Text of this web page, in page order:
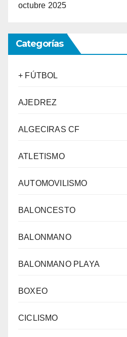
octubre 2025
Categorías
+ FÚTBOL
AJEDREZ
ALGECIRAS CF
ATLETISMO
AUTOMOVILISMO
BALONCESTO
BALONMANO
BALONMANO PLAYA
BOXEO
CICLISMO